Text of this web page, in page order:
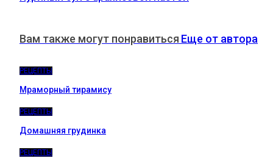
Вам также могут понравиться Еще от автора
РЕЦЕПТЫ
Мраморный тирамису
РЕЦЕПТЫ
Домашняя грудинка
РЕЦЕПТЫ